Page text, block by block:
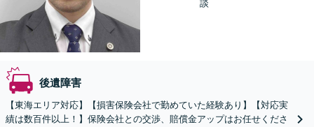
談
後遺障害
【東海エリア対応】【損害保険会社で勤めていた経験あり】【対応実
績は数百件以上！】保険会社との交渉、賠償金アップはお任せくださ